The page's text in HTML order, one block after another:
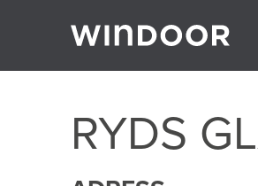
RYDS